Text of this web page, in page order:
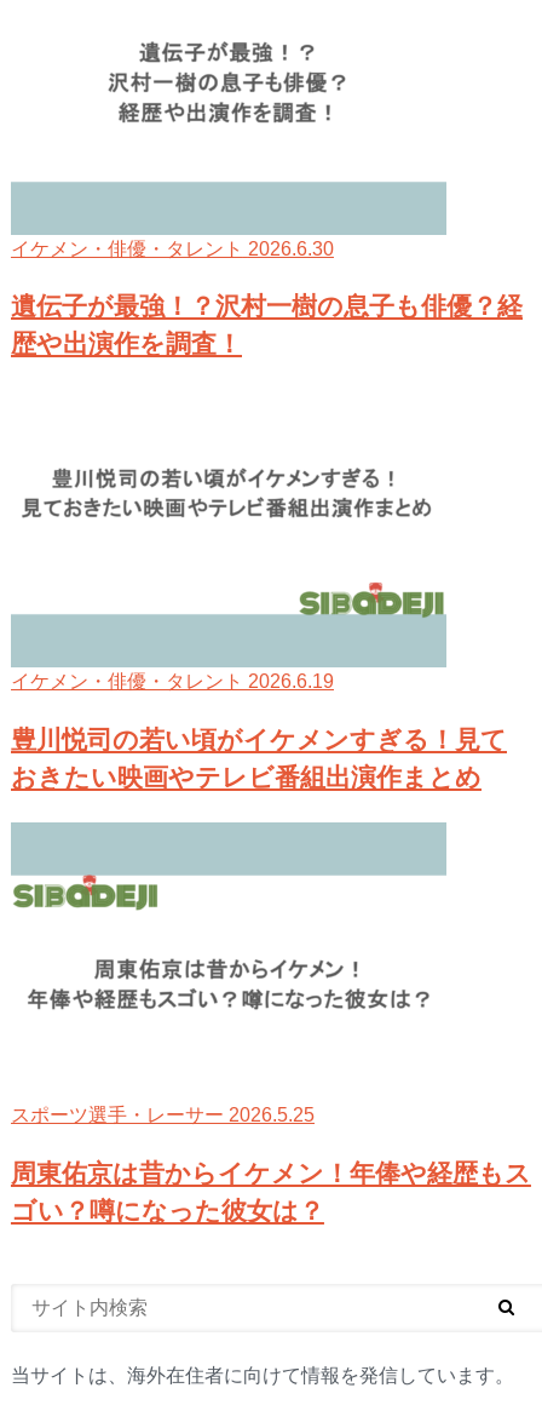
イケメン・俳優・タレント 2026.6.30
遺伝子が最強！？沢村一樹の息子も俳優？経
歴や出演作を調査！
イケメン・俳優・タレント 2026.6.19
豊川悦司の若い頃がイケメンすぎる！見て
おきたい映画やテレビ番組出演作まとめ
スポーツ選手・レーサー 2026.5.25
周東佑京は昔からイケメン！年俸や経歴もス
ゴい？噂になった彼女は？
当サイトは、海外在住者に向けて情報を発信しています。